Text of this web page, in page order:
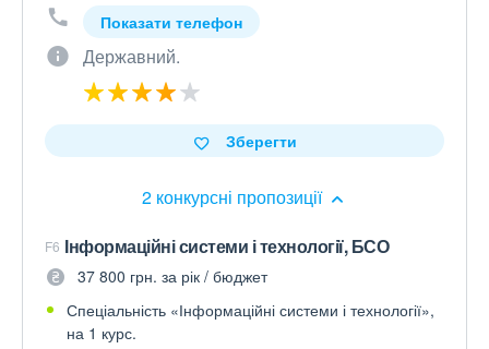
Показати телефон
Державний.
2 конкурсні пропозиції
Зберегти
F6 Інформаційні системи і технології, БСО
37 800 грн. за рік / бюджет
Спеціальність «Інформаційні системи і технології»,
на 1 курс.